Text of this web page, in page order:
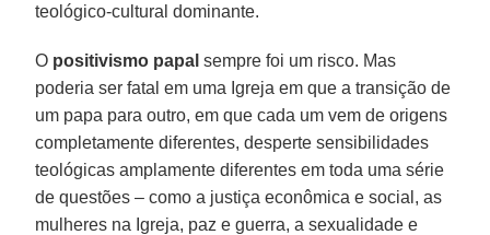
teológico-cultural dominante.
O positivismo papal sempre foi um risco. Mas
poderia ser fatal em uma Igreja em que a transição de
um papa para outro, em que cada um vem de origens
completamente diferentes, desperte sensibilidades
teológicas amplamente diferentes em toda uma série
de questões – como a justiça econômica e social, as
mulheres na Igreja, paz e guerra, a sexualidade e